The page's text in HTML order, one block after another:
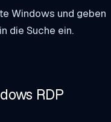
Windows und geben
die Suche ein.
RDP